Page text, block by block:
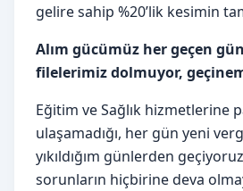
gelire sahip %20’lik kesimin
Alım gücümüz her geçen
filelerimiz dolmuyor,
Eğitim ve Sağlık hizmetlerine
ulaşamadığı, her gün yeni
yıkıldığım günlerden
sorunların hiçbirine deva